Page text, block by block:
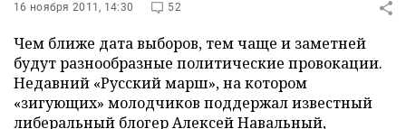
16 ноября 2011, 14:30 52
Чем ближе дата выборов, тем чаще и заметней
будут разнообразные политические провокации.
Недавний «Русский марш», на котором
«зигующих» молодчиков поддержал известный
либеральный блогер Алексей Навальный,